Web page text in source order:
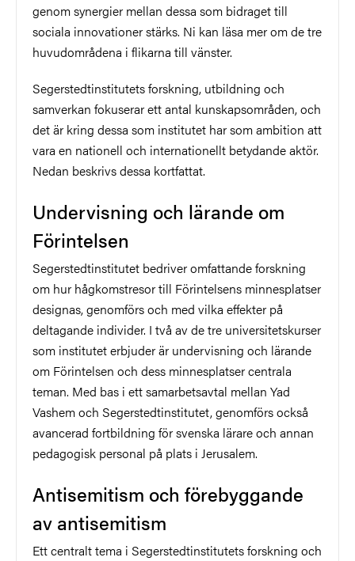
genom synergier mellan dessa som bidraget till
sociala innovationer stärks. Ni kan läsa mer om de tre
huvudområdena i flikarna till vänster.
Segerstedtinstitutets forskning, utbildning och
samverkan fokuserar ett antal kunskapsområden, och
det är kring dessa som institutet har som ambition att
vara en nationell och internationellt betydande aktör.
Nedan beskrivs dessa kortfattat.
Undervisning och lärande om
Förintelsen
Segerstedtinstitutet bedriver omfattande forskning
om hur hågkomstresor till Förintelsens minnesplatser
designas, genomförs och med vilka effekter på
deltagande individer. I två av de tre universitetskurser
som institutet erbjuder är undervisning och lärande
om Förintelsen och dess minnesplatser centrala
teman. Med bas i ett samarbetsavtal mellan Yad
Vashem och Segerstedtinstitutet, genomförs också
avancerad fortbildning för svenska lärare och annan
pedagogisk personal på plats i Jerusalem.
Antisemitism och förebyggande
av antisemitism
Ett centralt tema i Segerstedtinstitutets forskning och